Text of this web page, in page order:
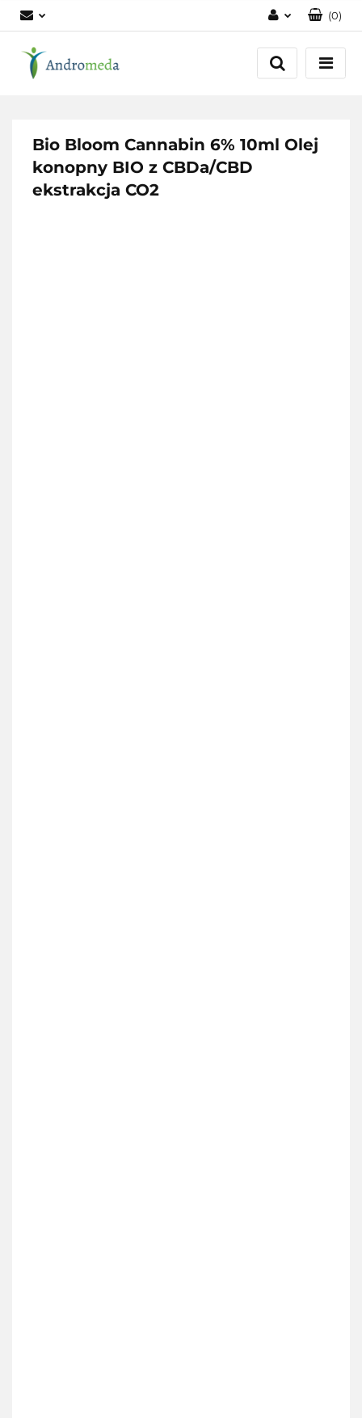
Zaloguj się
Zarejestruj się
(0)
Bio Bloom Cannabin 6% 10ml Olej
konopny BIO z CBDa/CBD
ekstrakcja CO2